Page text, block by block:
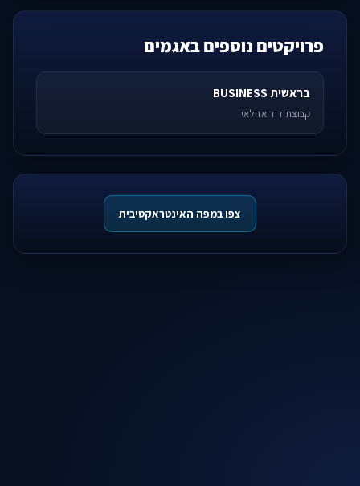
פרויקטים נוספים באגמים
בראשית BUSINESS
קבוצת דוד אזולאי
צפו במפה האינטראקטיבית